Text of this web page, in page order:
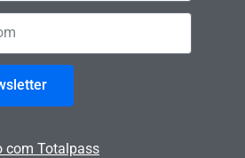
com Totalpass